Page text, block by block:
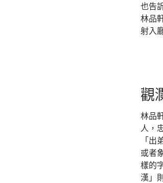
也告
林品
射入
觀
林品
人，
「
或者
樣的
漢」